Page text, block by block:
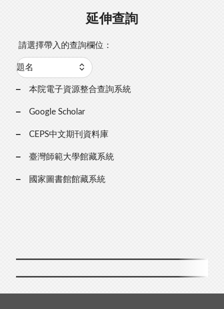
延伸查詢
請選擇帶入的查詢欄位：
本院電子資源整合查詢系統
Google Scholar
CEPS中文期刊資料庫
臺灣師範大學館藏系統
國家圖書館館藏系統